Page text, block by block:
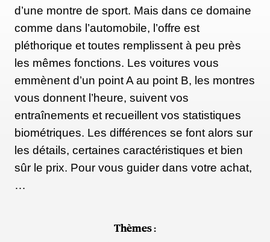
d’une montre de sport. Mais dans ce domaine
comme dans l’automobile, l’offre est
pléthorique et toutes remplissent à peu près
les mêmes fonctions. Les voitures vous
emmènent d’un point A au point B, les montres
vous donnent l’heure, suivent vos
entraînements et recueillent vos statistiques
biométriques. Les différences se font alors sur
les détails, certaines caractéristiques et bien
sûr le prix. Pour vous guider dans votre achat,
…
Thèmes :